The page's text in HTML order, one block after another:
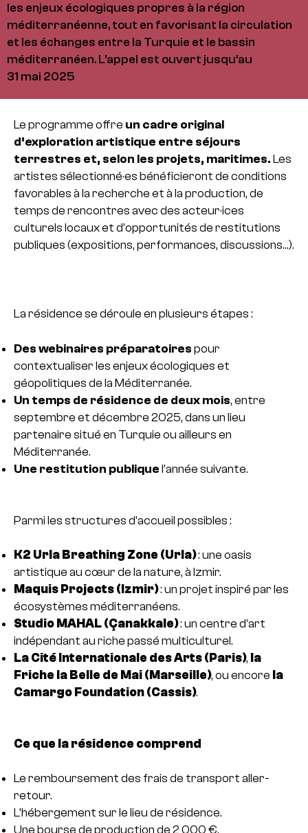
les enjeux écologiques propres à la région
méditerranéenne, tout en favorisant la circulation
et les échanges entre la Turquie et le bassin
méditerranéen. L'appel est ouvert jusqu'au
31 mai 2025
Le programme offre un cadre original
d’exploration artistique entre séjours
terrestres et, selon les projets, maritimes. Les
artistes sélectionné·es bénéficieront de conditions
favorables à la recherche et à la production, de
temps de rencontres avec des acteur·ices
culturels locaux et d’opportunités de restitutions
publiques (expositions, performances, discussions…).
La résidence se déroule en plusieurs étapes :
Des webinaires préparatoires pour
contextualiser les enjeux écologiques et
géopolitiques de la Méditerranée.
Un temps de résidence de deux mois, entre
septembre et décembre 2025, dans un lieu
partenaire situé en Turquie ou ailleurs en
Méditerranée.
Une restitution publique l’année suivante.
Parmi les structures d’accueil possibles :
K2 Urla Breathing Zone (Urla): une oasis
artistique au cœur de la nature, à Izmir.
Maquis Projects (Izmir): un projet inspiré par les
écosystèmes méditerranéens.
Studio MAHAL (Çanakkale): un centre d’art
indépendant au riche passé multiculturel.
La Cité Internationale des Arts (Paris), la
Friche la Belle de Mai (Marseille), ou encore la
Camargo Foundation (Cassis).
Ce que la résidence comprend
Le remboursement des frais de transport aller-
retour.
L’hébergement sur le lieu de résidence.
Une bourse de production de 2 000 €.